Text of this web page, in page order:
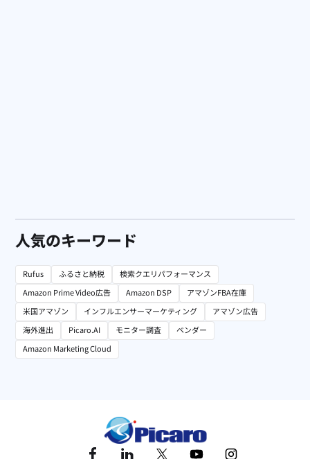
人気のキーワード
Rufus ふるさと納税
検索クエリパフォーマンス
Amazon Prime Video広告
Amazon DSP
アマゾンFBA在庫
米国アマゾン
インフルエンサーマーケティング
アマゾン広告
海外進出
Picaro.AI モニター調査
ベンダー
Amazon Marketing Cloud